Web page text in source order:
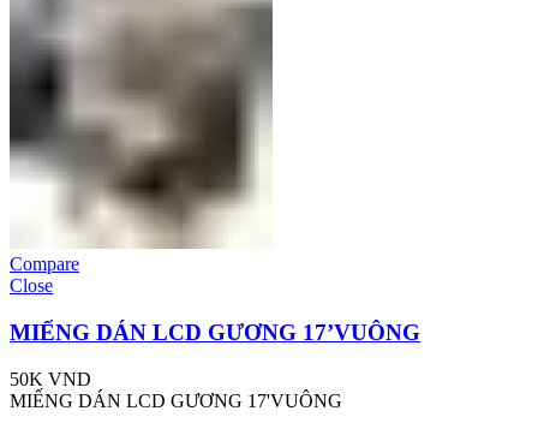
Compare
Close
MIẾNG DÁN LCD GƯƠNG 17’VUÔNG
50K VND
MIẾNG DÁN LCD GƯƠNG 17'VUÔNG